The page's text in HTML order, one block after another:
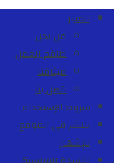
المنبر
من نحن
طاقم العمل
ميثاقنا
اتصل بنا
شروط الإستخدام
للنشر في الموقع
للإشهار